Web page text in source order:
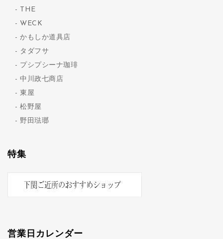
THE
WECK
かもしか道具店
タダフサ
プシプシーナ珈琲
中川政七商店
東屋
松野屋
野田琺瑯
特集
営業日カレンダー